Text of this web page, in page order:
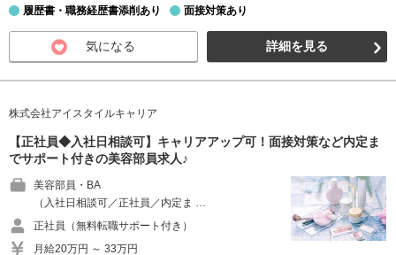
履歴書・職務経歴書添削あり 面接対策あり
気になる 詳細を見る
株式会社アイスタイルキャリア
【正社員◆入社日相談可】キャリアアップ可！面接対策など内定ま
でサポート付きの美容部員求人♪
美容部員・BA
（入社日相談可／正社員／内定ま …
正社員（無料転職サポート付き）
月給20万円 ～ 33万円